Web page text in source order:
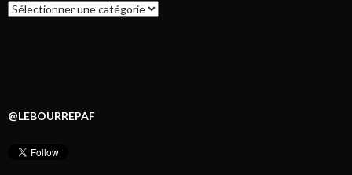
Catégories
@LEBOURREPAF